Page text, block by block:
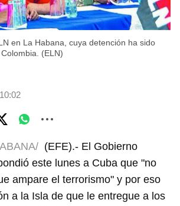
en La Habana, cuya detención ha sido
(ELN)
(EFE).- El Gobierno
este lunes a Cuba que "no
ampare el terrorismo" y por eso
a la Isla de que le entregue a los